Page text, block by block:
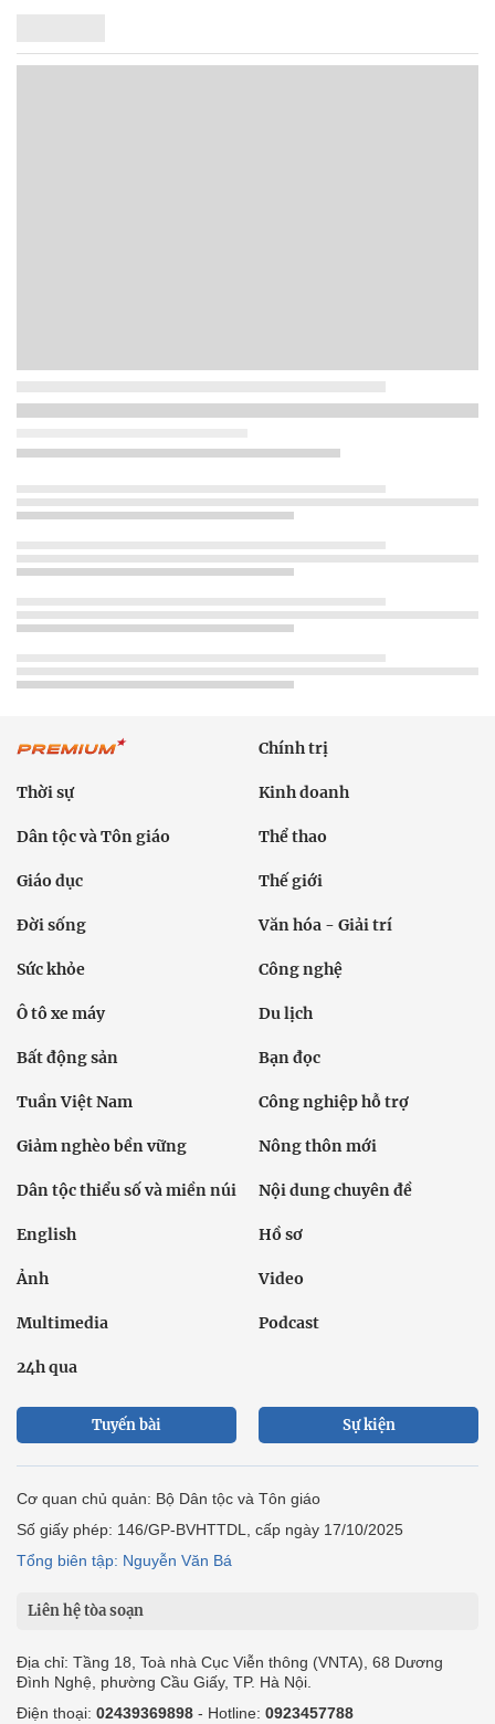
Chính trị
Thời sự Kinh doanh
Dân tộc và Tôn giáo Thể thao
Giáo dục Thế giới
Đời sống Văn hóa - Giải trí
Sức khỏe Công nghệ
Ô tô xe máy Du lịch
Bất động sản Bạn đọc
Tuần Việt Nam Công nghiệp hỗ trợ
Giảm nghèo bền vững Nông thôn mới
Dân tộc thiểu số và miền núi Nội dung chuyên đề
English Hồ sơ
Ảnh Video
Multimedia Podcast
24h qua
Tuyến bài Sự kiện
Cơ quan chủ quản: Bộ Dân tộc và Tôn giáo
Số giấy phép: 146/GP-BVHTTDL, cấp ngày 17/10/2025
Tổng biên tập: Nguyễn Văn Bá
Liên hệ tòa soạn
Địa chỉ: Tầng 18, Toà nhà Cục Viễn thông (VNTA), 68 Dương
Đình Nghệ, phường Cầu Giấy, TP. Hà Nội.
Điện thoại: 02439369898 - Hotline: 0923457788